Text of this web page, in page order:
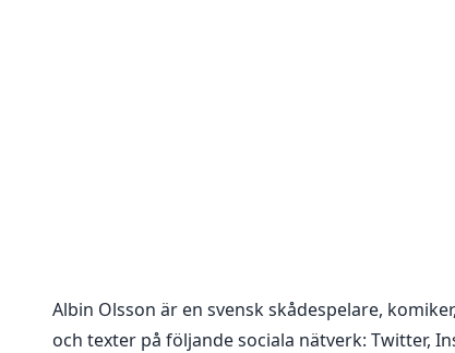
Albin Olsson är en svensk skådespelare,
och texter på följande sociala nätverk: Twitter,